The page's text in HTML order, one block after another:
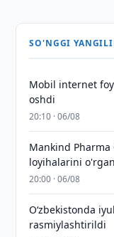
SO'NGGI
Mobil internet
oshdi
20:10 · 06/08
Mankind
loyihalarini
20:00 · 06/08
O‘zbekistonda
rasmiylashtirildi